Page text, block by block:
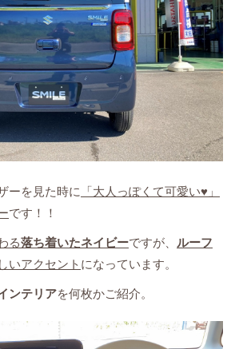
ーを見た時に 「大人っぽくて可愛い♥」
です！！
る落ち着いたネイビーですが、 ルーフ
いアクセント になっています。
ンテリアを何枚かご紹介。